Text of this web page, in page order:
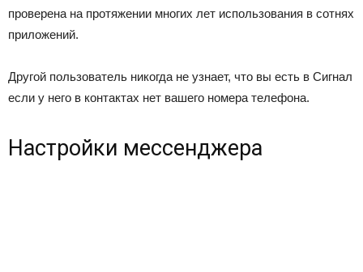
проверена на протяжении многих лет использования в сотнях
приложений.
Другой пользователь никогда не узнает, что вы есть в Сигнал
если у него в контактах нет вашего номера телефона.
Настройки мессенджера